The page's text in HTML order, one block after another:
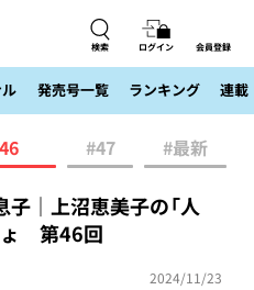
検索 ログイン 会員登録
発売号一覧 ランキング 連載
#47 #最新
｜上沼恵美子の「人
ょ 第46回
2024/11/23